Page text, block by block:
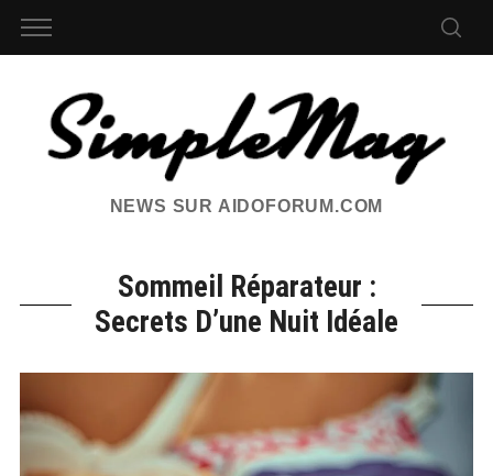
NEWS SUR AIDOFORUM.COM
Sommeil Réparateur :
Secrets D’une Nuit Idéale